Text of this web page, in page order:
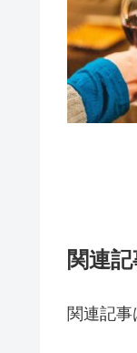
関連
関連記事